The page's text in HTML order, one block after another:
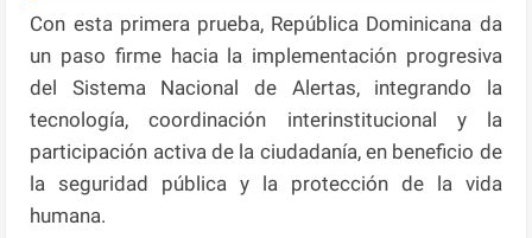
Con esta primera prueba, República Dominicana da
un paso firme hacia la implementación progresiva
del Sistema Nacional de Alertas, integrando la
tecnología, coordinación interinstitucional y la
participación activa de la ciudadanía, en beneficio de
la seguridad pública y la protección de la vida
humana.